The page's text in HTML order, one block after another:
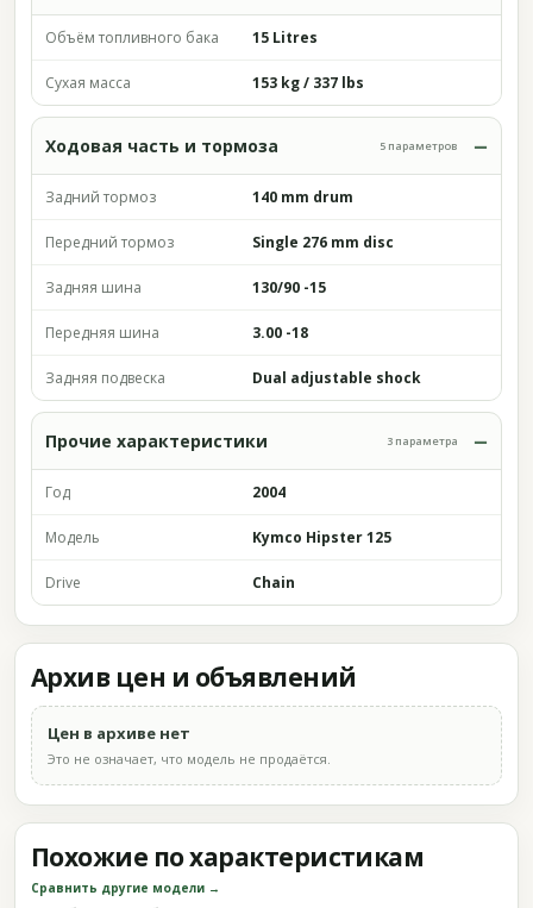
Объём топливного бака 15 Litres
Сухая масса 153 kg / 337 lbs
Ходовая часть и тормоза 5 параметров
Задний тормоз 140 mm drum
Передний тормоз Single 276 mm disc
Задняя шина 130/90 -15
Передняя шина 3.00 -18
Задняя подвеска Dual adjustable shock
Прочие характеристики 3 параметра
Год 2004
Модель Kymco Hipster 125
Drive Chain
Архив цен и объявлений
Цен в архиве нет
Это не означает, что модель не продаётся.
Похожие по характеристикам
Сравнить другие модели →